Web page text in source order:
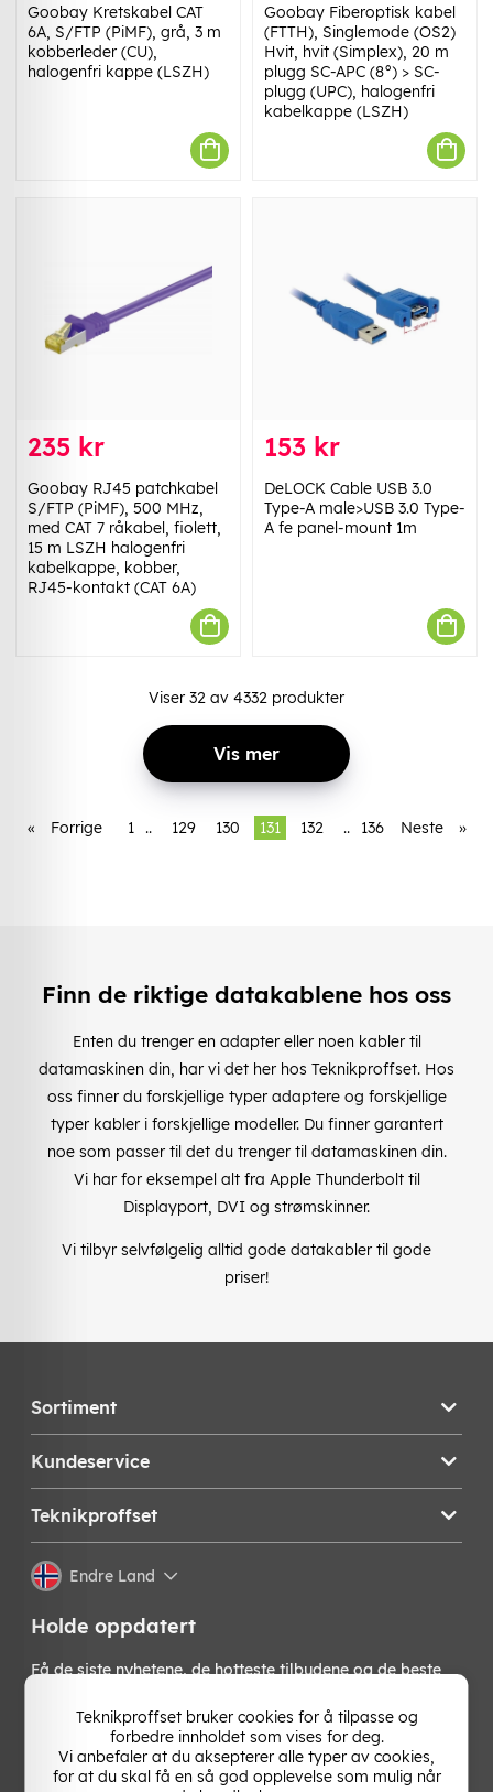
Goobay Kretskabel CAT
6A, S/FTP (PiMF), grå, 3 m
kobberleder (CU),
halogenfri kappe (LSZH)
Goobay Fiberoptisk kabel
(FTTH), Singlemode (OS2)
Hvit, hvit (Simplex), 20 m
plugg SC-APC (8°) > SC-
plugg (UPC), halogenfri
kabelkappe (LSZH)
235 kr
Goobay RJ45 patchkabel
S/FTP (PiMF), 500 MHz,
med CAT 7 råkabel, fiolett,
15 m LSZH halogenfri
kabelkappe, kobber,
RJ45-kontakt (CAT 6A)
153 kr
DeLOCK Cable USB 3.0
Type-A male>USB 3.0 Type-
A fe panel-mount 1m
Viser 32 av 4332 produkter
Vis mer
« Forrige 1 .. 129 130 131 132 .. 136 Neste »
Finn de riktige datakablene hos oss
Enten du trenger en adapter eller noen kabler til
datamaskinen din, har vi det her hos Teknikproffset. Hos
oss finner du forskjellige typer adaptere og forskjellige
typer kabler i forskjellige modeller. Du finner garantert
noe som passer til det du trenger til datamaskinen din.
Vi har for eksempel alt fra Apple Thunderbolt til
Displayport, DVI og strømskinner.
Vi tilbyr selvfølgelig alltid gode datakabler til gode
priser!
Sortiment
Kundeservice
Teknikproffset
Endre Land
Holde oppdatert
Få de siste nyhetene, de hotteste tilbudene og de beste
nyhetsbrev!
OK
Teknikproffset bruker cookies for å tilpasse og
forbedre innholdet som vises for deg.
Vi anbefaler at du aksepterer alle typer av cookies,
for at du skal få en så god opplevelse som mulig når